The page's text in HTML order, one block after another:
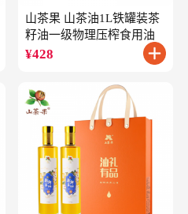
山茶果 山茶油1L铁罐装茶
籽油一级物理压榨食用油
¥428